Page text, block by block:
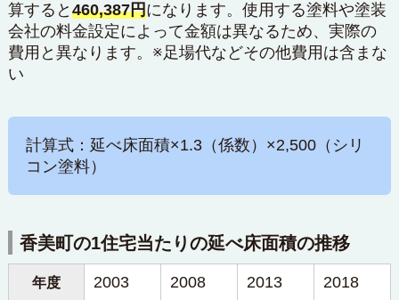
算すると 460,387円になります。使用する塗料や塗装
会社の料金設定によって金額は異なるため、実際の
費用と異なります。※足場代などその他費用は含まな
い
計算式：延べ床面積×1.3（係数）×2,500（シリ
コン塗料）
香美町の1住宅当たりの延べ床面積の推移
年度 2003 2008 2013 2018